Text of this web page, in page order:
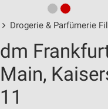
Drogerie & Parfümerie
dm
Main,
11